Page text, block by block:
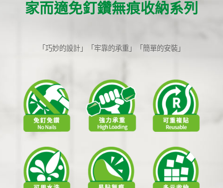
家而適免釘鑽無痕收納系列
「巧妙的設計」「牢靠的承重」「簡單的安裝」